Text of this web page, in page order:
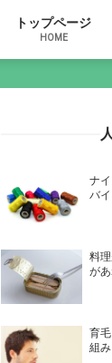
トップページ
HOME
ナ
バ
料
が
育
組